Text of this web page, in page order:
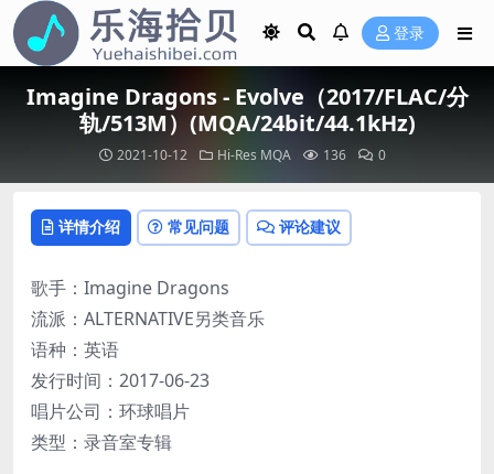
登录
Imagine Dragons - Evolve（2017/FLAC/分
轨/513M）(MQA/24bit/44.1kHz)
2021-10-12 Hi-Res MQA 136 0
详情介绍 常见问题 评论建议
歌手：Imagine Dragons
流派：ALTERNATIVE另类音乐
语种：英语
发行时间：2017-06-23
唱片公司：环球唱片
类型：录音室专辑